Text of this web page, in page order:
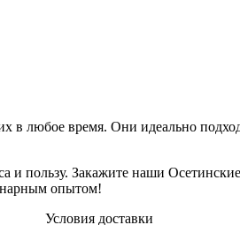
любое время. Они идеально
пользу. Закажите наши
опытом!
Условия доставки